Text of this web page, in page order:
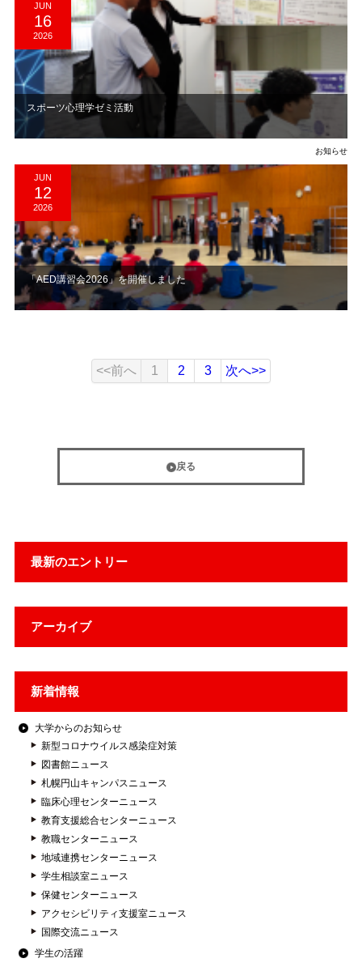
最新のエントリー
アーカイブ
新着情報
大学からのお知らせ
新型コロナウイルス感染症対策
図書館ニュース
札幌円山キャンパスニュース
臨床心理センターニュース
教育支援総合センターニュース
教職センターニュース
地域連携センターニュース
学生相談室ニュース
保健センターニュース
アクセシビリティ支援室ニュース
国際交流ニュース
学生の活躍
JUN
16
2026
​スポーツ心理学ゼミ活動
お知らせ
JUN
12
2026
「AED講習会2026」を開催しました
<<前へ 1 2 3 次へ>>
戻る